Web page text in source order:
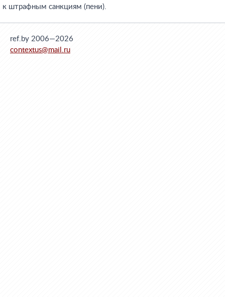
к штрафным санкциям (пени).
ref.by 2006—2026
contextus@mail.ru